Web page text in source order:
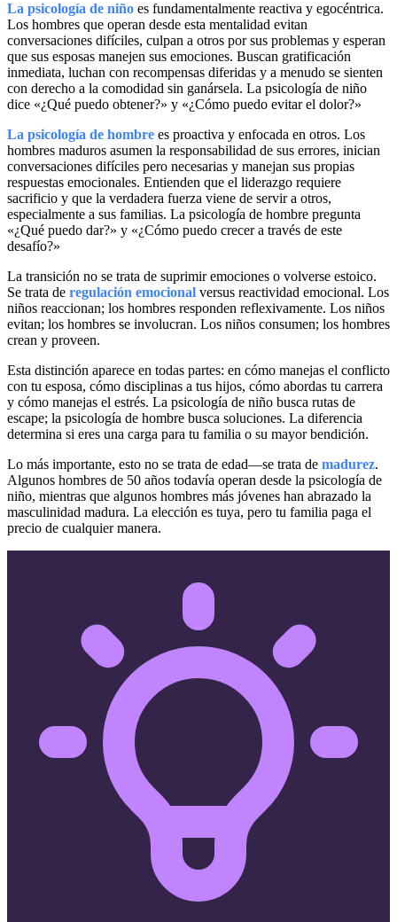
La psicología de niño es fundamentalmente reactiva y egocéntrica.
Los hombres que operan desde esta mentalidad evitan
conversaciones difíciles, culpan a otros por sus problemas y esperan
que sus esposas manejen sus emociones. Buscan gratificación
inmediata, luchan con recompensas diferidas y a menudo se sienten
con derecho a la comodidad sin ganársela. La psicología de niño
dice «¿Qué puedo obtener?» y «¿Cómo puedo evitar el dolor?»
La psicología de hombre es proactiva y enfocada en otros. Los
hombres maduros asumen la responsabilidad de sus errores, inician
conversaciones difíciles pero necesarias y manejan sus propias
respuestas emocionales. Entienden que el liderazgo requiere
sacrificio y que la verdadera fuerza viene de servir a otros,
especialmente a sus familias. La psicología de hombre pregunta
«¿Qué puedo dar?» y «¿Cómo puedo crecer a través de este
desafío?»
La transición no se trata de suprimir emociones o volverse estoico.
Se trata de regulación emocional versus reactividad emocional. Los
niños reaccionan; los hombres responden reflexivamente. Los niños
evitan; los hombres se involucran. Los niños consumen; los hombres
crean y proveen.
Esta distinción aparece en todas partes: en cómo manejas el conflicto
con tu esposa, cómo disciplinas a tus hijos, cómo abordas tu carrera
y cómo manejas el estrés. La psicología de niño busca rutas de
escape; la psicología de hombre busca soluciones. La diferencia
determina si eres una carga para tu familia o su mayor bendición.
Lo más importante, esto no se trata de edad—se trata de madurez.
Algunos hombres de 50 años todavía operan desde la psicología de
niño, mientras que algunos hombres más jóvenes han abrazado la
masculinidad madura. La elección es tuya, pero tu familia paga el
precio de cualquier manera.